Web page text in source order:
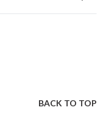
BACK TO TOP